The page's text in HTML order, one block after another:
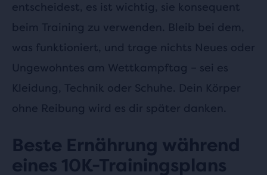
entscheidest, es ist wichtig, sie konsequent
beim Training zu verwenden. Bleib bei dem,
was funktioniert, und trage nichts Neues oder
Ungewohntes am Wettkampftag – sei es
Kleidung, Technik oder Schuhe. Dein Körper
ohne Reibung wird es dir später danken.
Beste Ernährung während
eines 10K-Trainingsplans